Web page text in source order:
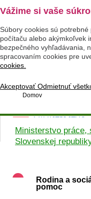
Vážime si vaše
Súbory cookies sú
počítaču alebo akýmkoľvek
bezpečného vyhľadávania,
spracovaním cookies pre
cookies.
AkceptovaťOdmietnuť
Domov
Ministerstvo práce,
Slovenskej
Rodina a
pomoc